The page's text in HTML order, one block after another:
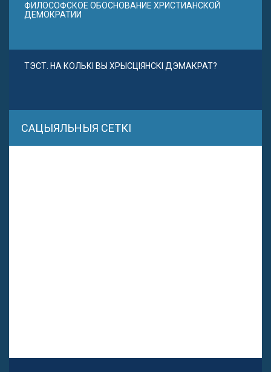
ФИЛОСОФСКОЕ ОБОСНОВАНИЕ ХРИСТИАНСКОЙ
ДЕМОКРАТИИ
ТЭСТ. НА КОЛЬКІ ВЫ ХРЫСЦІЯНСКІ ДЭМАКРАТ?
САЦЫЯЛЬНЫЯ СЕТКІ